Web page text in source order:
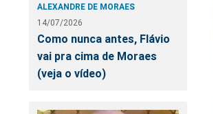
ALEXANDRE DE MORAES
14/07/2026
Como nunca antes, Flávio
vai pra cima de Moraes
(veja o vídeo)